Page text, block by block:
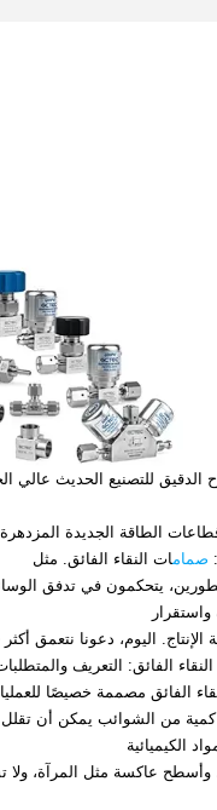
للتصنيع الحديث عالي
صمامات النقاء الفائق. مثل
يتحكمون في تدفق الوسائط
واستقرار
اليوم، دعونا نتعمق
الفائق مصممة خصيصًا
من الشوائب يمكن أن تقلل
الكيميائية
وأسطح عاكسة مثل المرآة، ولا